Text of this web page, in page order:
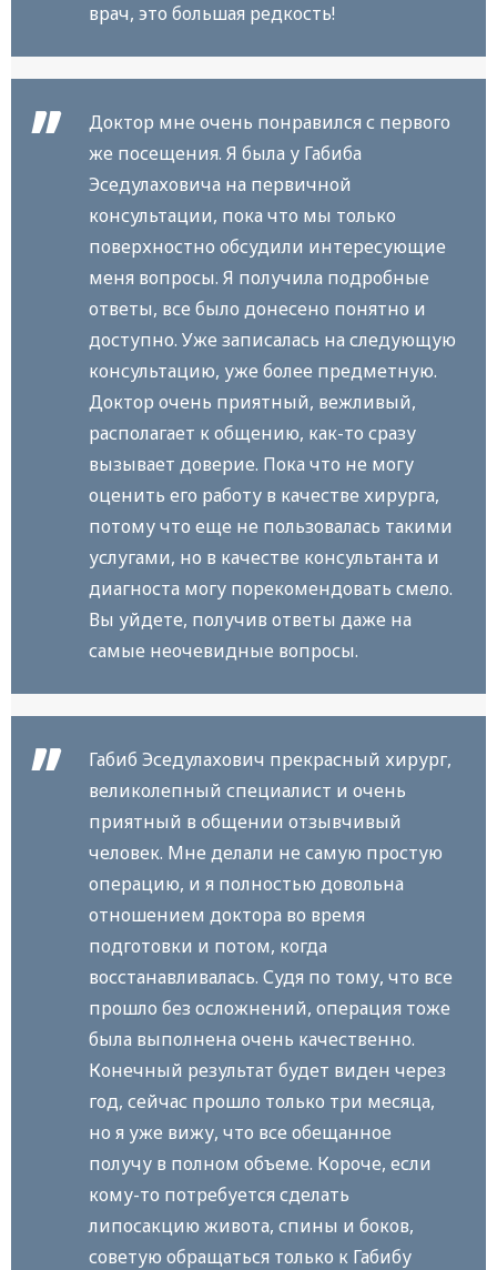
врач, это большая редкость!
Доктор мне очень понравился с первого
же посещения. Я была у Габиба
Эседулаховича на первичной
консультации, пока что мы только
поверхностно обсудили интересующие
меня вопросы. Я получила подробные
ответы, все было донесено понятно и
доступно. Уже записалась на следующую
консультацию, уже более предметную.
Доктор очень приятный, вежливый,
располагает к общению, как-то сразу
вызывает доверие. Пока что не могу
оценить его работу в качестве хирурга,
потому что еще не пользовалась такими
услугами, но в качестве консультанта и
диагноста могу порекомендовать смело.
Вы уйдете, получив ответы даже на
самые неочевидные вопросы.
Габиб Эседулахович прекрасный хирург,
великолепный специалист и очень
приятный в общении отзывчивый
человек. Мне делали не самую простую
операцию, и я полностью довольна
отношением доктора во время
подготовки и потом, когда
восстанавливалась. Судя по тому, что все
прошло без осложнений, операция тоже
была выполнена очень качественно.
Конечный результат будет виден через
год, сейчас прошло только три месяца,
но я уже вижу, что все обещанное
получу в полном объеме. Короче, если
кому-то потребуется сделать
липосакцию живота, спины и боков,
советую обращаться только к Габибу